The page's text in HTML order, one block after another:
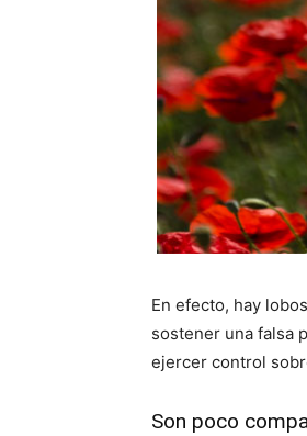
En efecto, hay
sostener una falsa
ejercer control
Son poco